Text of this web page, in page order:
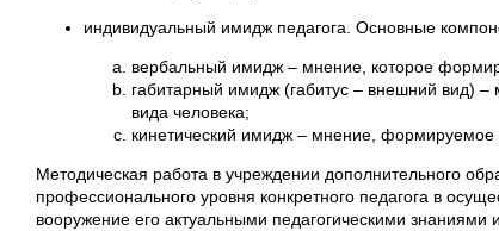
индивидуальный имидж педагога. Основные
вербальный имидж – мнение, которое
габитарный имидж (габитус – внешний вид)
вида человека;
кинетический имидж – мнение, формируемое
Методическая работа в учреждении дополнительного
профессионального уровня конкретного педагога в
вооружение его актуальными педагогическими знаниями